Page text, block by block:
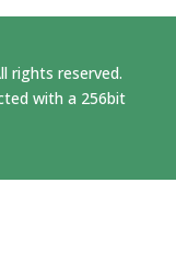
rights reserved.
with a 256bit